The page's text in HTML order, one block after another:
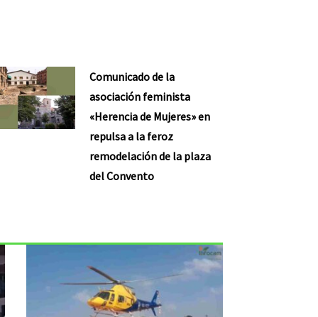
Comunicado de la
asociación feminista
«Herencia de Mujeres» en
repulsa a la feroz
remodelación de la plaza
del Convento